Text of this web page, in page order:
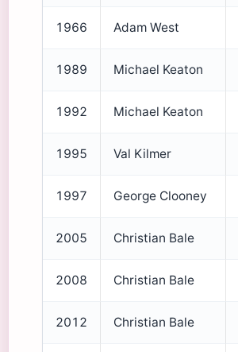
1966 Adam West
1989 Michael Keaton
1992 Michael Keaton
1995 Val Kilmer
1997 George Clooney
2005 Christian Bale
2008 Christian Bale
2012 Christian Bale